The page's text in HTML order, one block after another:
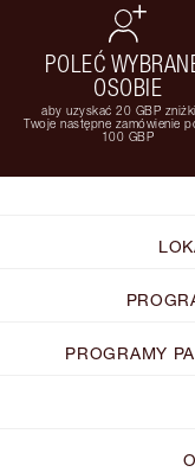
POLEĆ
OSOBIE
aby uzyskać 20 GBP
Twoje następne zamówienie
100 GBP
PROGRAMY